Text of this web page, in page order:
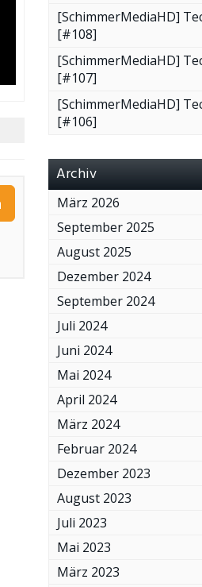
[SchimmerMediaHD]
[#108]
[SchimmerMediaHD]
[#107]
[SchimmerMediaHD]
[#106]
Archiv
März 2026
September 2025
August 2025
Dezember 2024
September 2024
Juli 2024
Juni 2024
Mai 2024
April 2024
März 2024
Februar 2024
Dezember 2023
August 2023
Juli 2023
Mai 2023
März 2023